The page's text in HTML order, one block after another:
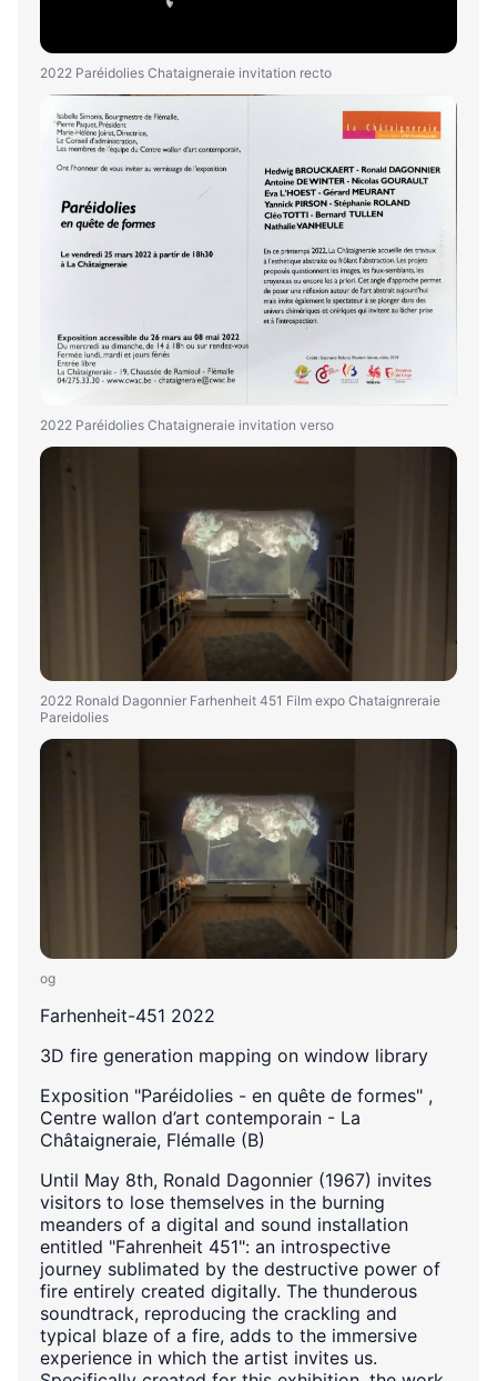
2022 Paréidolies Chataigneraie invitation recto
2022 Paréidolies Chataigneraie invitation verso
2022 Ronald Dagonnier Farhenheit 451 Film expo Chataignreraie
Pareidolies
og
Farhenheit-451 2022
3D fire generation mapping on window library
Exposition "Paréidolies - en quête de formes" ,
Centre wallon d’art contemporain - La
Châtaigneraie, Flémalle (B)
Until May 8th, Ronald Dagonnier (1967) invites
visitors to lose themselves in the burning
meanders of a digital and sound installation
entitled "Fahrenheit 451": an introspective
journey sublimated by the destructive power of
fire entirely created digitally. The thunderous
soundtrack, reproducing the crackling and
typical blaze of a fire, adds to the immersive
experience in which the artist invites us.